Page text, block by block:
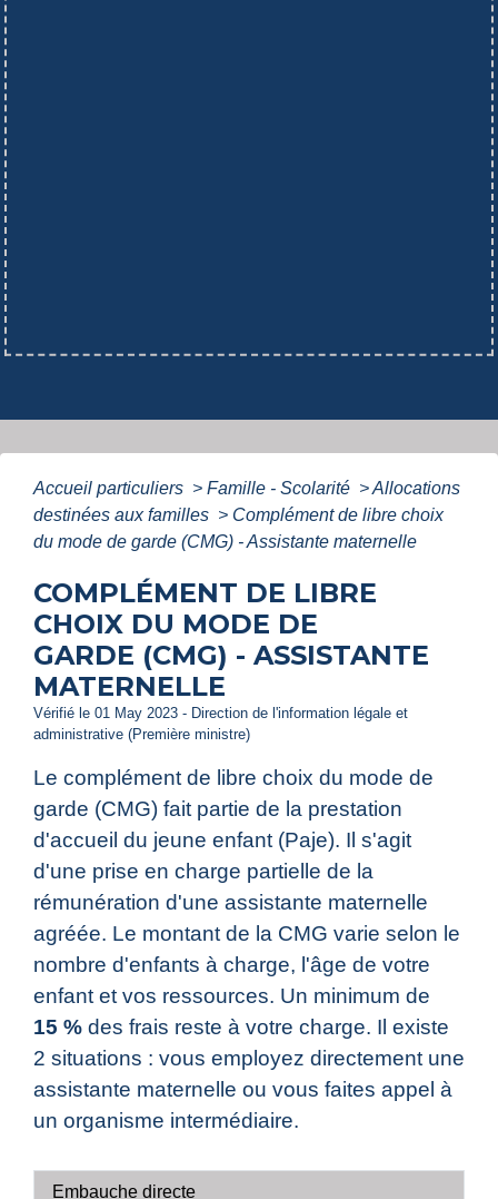
Accueil particuliers > Famille - Scolarité >Allocations
destinées aux familles > Complément de libre choix
du mode de garde (CMG) - Assistante maternelle
COMPLÉMENT DE LIBRE
CHOIX DU MODE DE
GARDE (CMG) - ASSISTANTE
MATERNELLE
Vérifié le 01 May 2023 - Direction de l'information légale et
administrative (Première ministre)
Le complément de libre choix du mode de
garde (CMG) fait partie de la prestation
d'accueil du jeune enfant (Paje). Il s'agit
d'une prise en charge partielle de la
rémunération d'une assistante maternelle
agréée. Le montant de la CMG varie selon le
nombre d'enfants à charge, l'âge de votre
enfant et vos ressources. Un minimum de
15 % des frais reste à votre charge. Il existe
2 situations : vous employez directement une
assistante maternelle ou vous faites appel à
un organisme intermédiaire.
Embauche directe